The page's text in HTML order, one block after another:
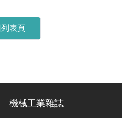
表頁
機械工業雜誌